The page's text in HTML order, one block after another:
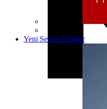
Yeni Sezon Ürünler